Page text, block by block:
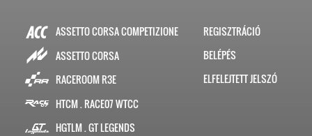
ASSETTO CORSA COMPETIZIONE
ASSETTO CORSA
RACEROOM R3E
HTCM . RACE07 WTCC
HGTLM . GT LEGENDS
REGISZTRÁCIÓ
BELÉPÉS
ELFELEJTETT JELSZÓ